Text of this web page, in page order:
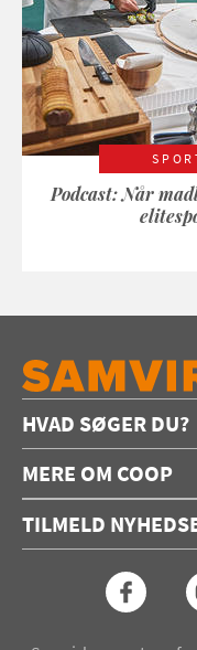
Podcast: Når
HVAD SØGER DU?
Forside
Opskrifter
Konkurrencer
MERE OM COOP
Annoncering
Coop medlem
TILMELD